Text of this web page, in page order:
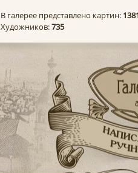
В галерее представлено картин:
Художников:735